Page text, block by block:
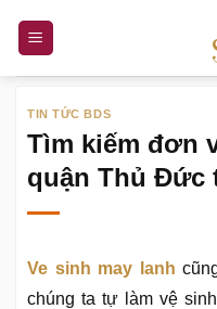
nội
TIN TỨC BDS
Tìm kiếm đơn
quận Thủ Đức
Ve sinh may lanh
chúng ta tự làm vệ